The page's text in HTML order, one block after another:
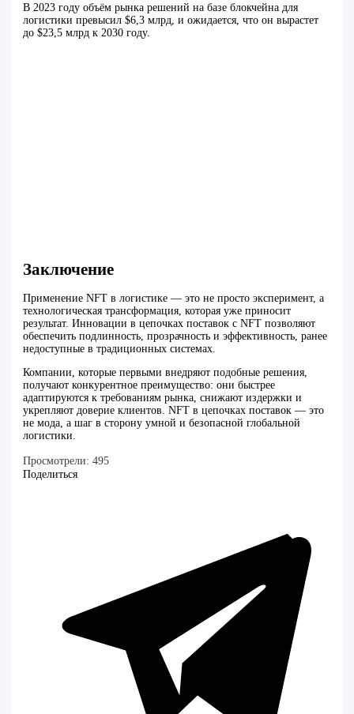
В 2023 году объём рынка решений на базе блокчейна для
логистики превысил $6,3 млрд, и ожидается, что он вырастет
до $23,5 млрд к 2030 году.
Заключение
Применение NFT в логистике — это не просто эксперимент, а
технологическая трансформация, которая уже приносит
результат. Инновации в цепочках поставок с NFT позволяют
обеспечить подлинность, прозрачность и эффективность, ранее
недоступные в традиционных системах.
Компании, которые первыми внедряют подобные решения,
получают конкурентное преимущество: они быстрее
адаптируются к требованиям рынка, снижают издержки и
укрепляют доверие клиентов. NFT в цепочках поставок — это
не мода, а шаг в сторону умной и безопасной глобальной
логистики.
Просмотрели: 495
Поделиться